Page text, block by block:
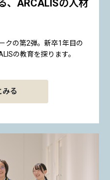
、ARCALISの人材
クの第2弾。新卒1年目の
の教育を探ります。
みる